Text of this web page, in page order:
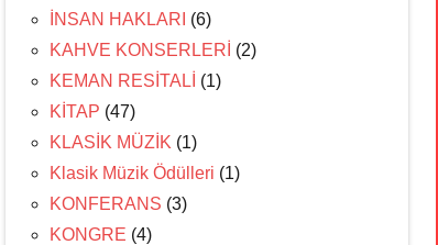
İNSAN HAKLARI (6)
KAHVE KONSERLERİ (2)
KEMAN RESİTALİ (1)
KİTAP (47)
KLASİK MÜZİK (1)
Klasik Müzik Ödülleri (1)
KONFERANS (3)
KONGRE (4)